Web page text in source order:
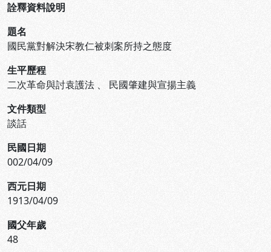
詮釋資料說明
題名
國民黨對解決宋教仁被刺案所持之態度
生平歷程
二次革命與討袁護法 、 民國肇建與宣揚主義
文件類型
談話
民國日期
002/04/09
西元日期
1913/04/09
國父年歲
48